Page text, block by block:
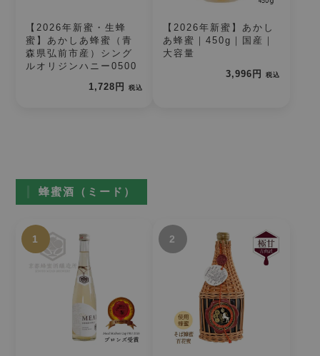
【2026年新蜜・生蜂
蜜】あかしあ蜂蜜（青
森県弘前市産）シング
ルオリジンハニー0500
1,728円
税込
【2026年新蜜】あかし
あ蜂蜜｜450g｜国産｜
大容量
3,996円
税込
蜂蜜酒（ミード）
1 2